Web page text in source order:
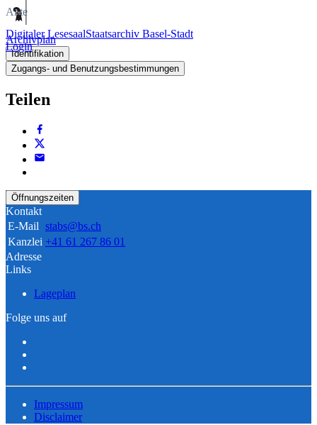
Digitaler LesesaalStaatsarchiv Basel-Stadt
Login
Akte
Archivplan
Identifikation
Zugangs- und Benutzungsbestimmungen
Teilen
Öffnungszeiten
Kontakt
E-Mail stabs@bs.ch
Kanzlei +41 61 267 86 01
Adresse
Links
Lageplan
Folge uns auf
Impressum
Disclaimer